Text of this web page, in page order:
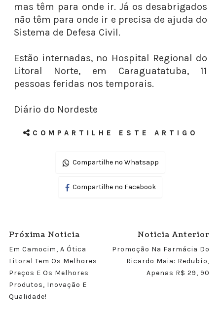
mas têm para onde ir. Já os desabrigados
não têm para onde ir e precisa de ajuda do
Sistema de Defesa Civil.
Estão internadas, no Hospital Regional do
Litoral Norte, em Caraguatatuba, 11
pessoas feridas nos temporais.
Diário do Nordeste
COMPARTILHE ESTE ARTIGO
Compartilhe no Whatsapp
Compartilhe no Facebook
Próxima Noticia
Em Camocim, A Ótica
Litoral Tem Os Melhores
Preços E Os Melhores
Produtos, Inovação E
Qualidade!
Noticia Anterior
Promoção Na Farmácia Do
Ricardo Maia: Redubío,
Apenas R$ 29, 90